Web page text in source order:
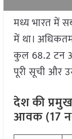
मध्य भारत में
में था।
कुल 68.2 टन
पूरी सूची और
देश की
आवक (17